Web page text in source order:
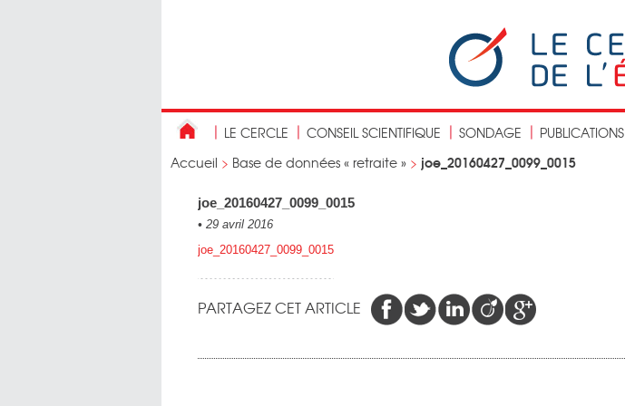
LE CERCLE CONSEIL SCIENTIFIQUE SONDAGE PUBLICATIONS
Accueil > Base de données « retraite » > joe_20160427_0099_0015
joe_20160427_0099_0015
• 29 avril 2016
joe_20160427_0099_0015
PARTAGEZ CET ARTICLE